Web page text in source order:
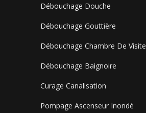
Débouchage Douche
Débouchage Gouttière
Débouchage Chambre De Visite
Débouchage Baignoire
Curage Canalisation
Pompage Ascenseur Inondé